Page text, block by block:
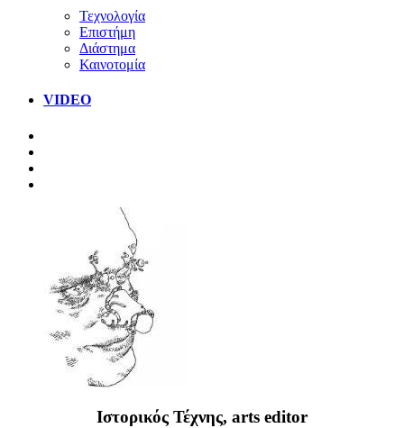
Τεχνολογία
Επιστήμη
Διάστημα
Καινοτομία
VIDEO
Ιστορικός Τέχνης, arts editor